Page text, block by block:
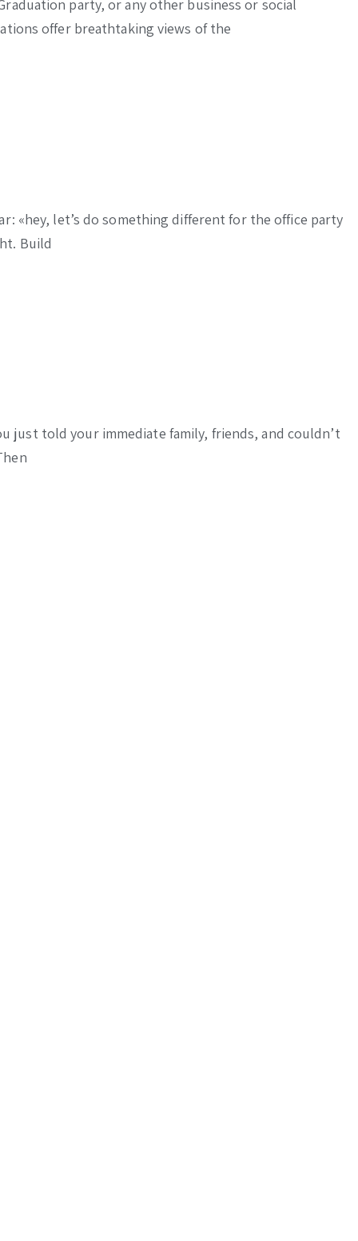
party, or any other business or social
offer breathtaking views of the
«hey, let’s do something different for the office party
Build
just told your immediate family, friends, and couldn’t